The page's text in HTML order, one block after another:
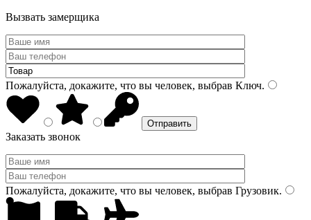
Вызвать замерщика
Пожалуйста, докажите, что вы человек, выбрав Ключ.
Заказать звонок
Пожалуйста, докажите, что вы человек, выбрав Грузовик.